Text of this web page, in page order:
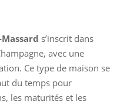
s’inscrit dans
avec une
Ce type de maison se
du temps pour
les maturités et les